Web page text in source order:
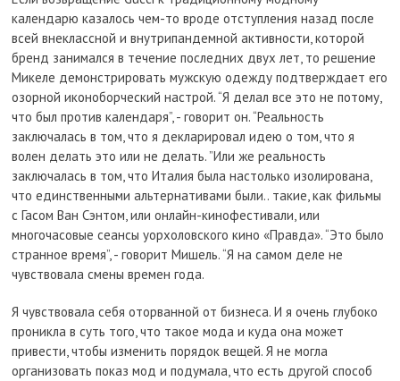
календарю казалось чем-то вроде отступления назад после
всей внеклассной и внутрипандемной активности, которой
бренд занимался в течение последних двух лет, то решение
Микеле демонстрировать мужскую одежду подтверждает его
озорной иконоборческий настрой. “Я делал все это не потому,
что был против календаря”, - говорит он. “Реальность
заключалась в том, что я декларировал идею о том, что я
волен делать это или не делать. ”Или же реальность
заключалась в том, что Италия была настолько изолирована,
что единственными альтернативами были.. такие, как фильмы
с Гасом Ван Сэнтом, или онлайн-кинофестивали, или
многочасовые сеансы уорхоловского кино «Правда». “Это было
странное время”, - говорит Мишель. “Я на самом деле не
чувствовала смены времен года.
Я чувствовала себя оторванной от бизнеса. И я очень глубоко
проникла в суть того, что такое мода и куда она может
привести, чтобы изменить порядок вещей. Я не могла
организовать показ мод и подумала, что есть другой способ